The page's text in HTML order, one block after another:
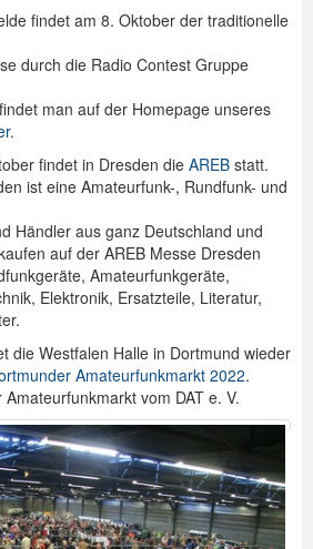
findet am 8. Oktober der traditionelle
durch die Radio Contest Gruppe
man auf der Homepage unseres
.
findet in Dresden die AREB statt.
ist eine Amateurfunk-, Rundfunk- und
Händler aus ganz Deutschland und
auf der AREB Messe Dresden
Amateurfunkgeräte,
Elektronik, Ersatzteile, Literatur,
die Westfalen Halle in Dortmund wieder
Amateurfunkmarkt 2022.
vom DAT e. V.